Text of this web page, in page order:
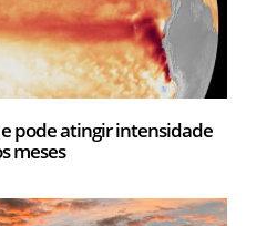
e pode atingir intensidade
meses